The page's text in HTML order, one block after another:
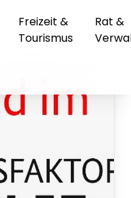
Freizeit &
Tourismus
Rat &